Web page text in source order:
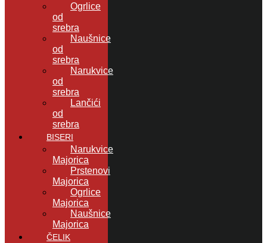
Ogrlice
od
srebra
Naušnice
od
srebra
Narukvice
od
srebra
Lančići
od
srebra
BISERI
Narukvice
Majorica
Prstenovi
Majorica
Ogrlice
Majorica
Naušnice
Majorica
ČELIK